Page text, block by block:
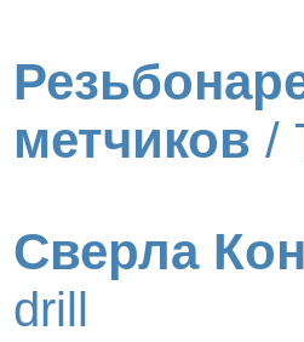
метчиков /
Сверла
drill